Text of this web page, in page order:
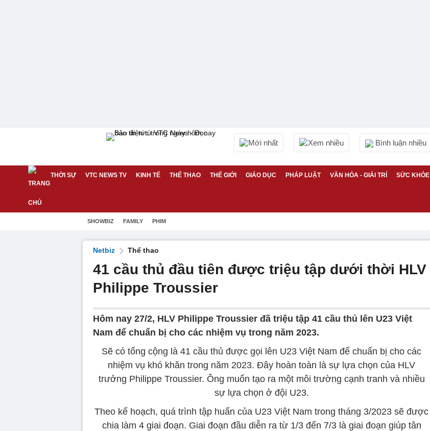
Mới nhất Xem nhiều Bình luận nhiều
THỜI SỰ VTC NEWS TV KINH TẾ THỂ THAO THẾ GIỚI GIÁO DỤC PHÁP LUẬT VĂN HÓA - GIẢI TRÍ SỨC KHỎE
SHOWBIZ FAMILY PHIM
Netbiz Thể thao
41 cầu thủ đầu tiên được triệu tập dưới thời HLV
Philippe Troussier
Hôm nay 27/2, HLV Philippe Troussier đã triệu tập 41 cầu thủ lên U23 Việt
Nam để chuẩn bị cho các nhiệm vụ trong năm 2023.
Sẽ có tổng cộng là 41 cầu thủ được gọi lên U23 Việt Nam để chuẩn bị cho các
nhiệm vụ khó khăn trong năm 2023. Đây hoàn toàn là sự lựa chọn của HLV
trưởng Philippe Troussier. Ông muốn tạo ra một môi trường cạnh tranh và nhiều
sự lựa chọn ở đội U23.
Theo kế hoạch, quá trình tập huấn của U23 Việt Nam trong tháng 3/2023 sẽ được
chia làm 4 giai đoạn. Giai đoạn đầu diễn ra từ 1/3 đến 7/3 là giai đoạn giúp tân